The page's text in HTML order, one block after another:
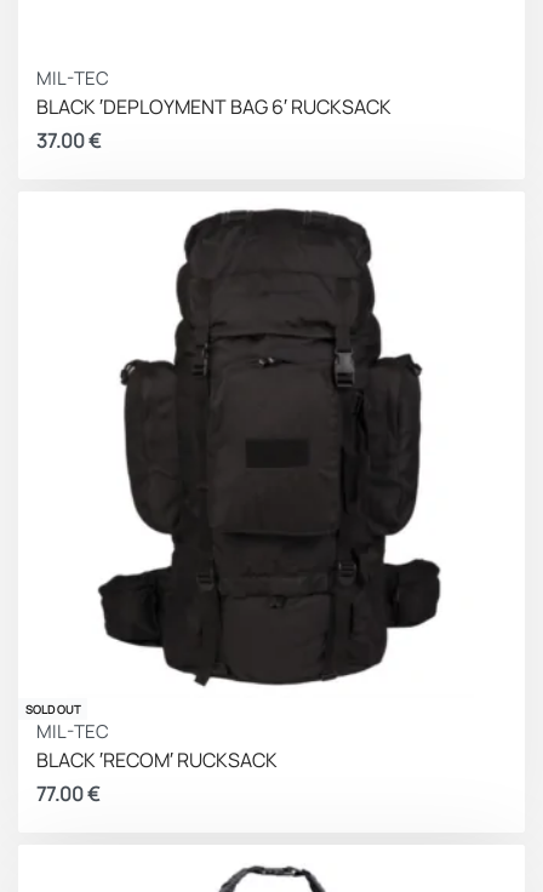
MIL-TEC
BLACK ′DEPLOYMENT BAG 6′ RUCKSACK
37.00€
SOLD OUT
MIL-TEC
BLACK ′RECOM′ RUCKSACK
77.00€